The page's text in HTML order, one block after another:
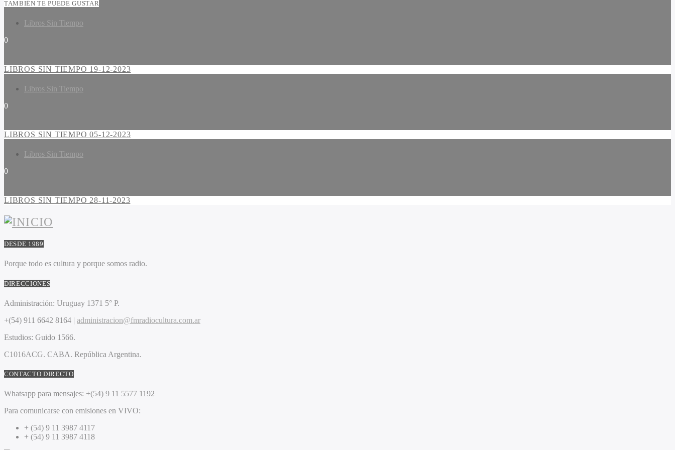
TAMBIÉN TE PUEDE GUSTAR
Libros Sin Tiempo
0
LIBROS SIN TIEMPO 19-12-2023
Libros Sin Tiempo
0
LIBROS SIN TIEMPO 05-12-2023
Libros Sin Tiempo
0
LIBROS SIN TIEMPO 28-11-2023
DESDE 1989
Porque todo es cultura y porque somos radio.
DIRECCIONES
Administración: Uruguay 1371 5° P.
+(54) 911 6642 8164 | administracion@fmradiocultura.com.ar
Estudios: Guido 1566.
C1016ACG. CABA. República Argentina.
CONTACTO DIRECTO
Whatsapp para mensajes: +(54) 9 11 5577 1192
Para comunicarse con emisiones en VIVO:
+ (54) 9 11 3987 4117
+ (54) 9 11 3987 4118